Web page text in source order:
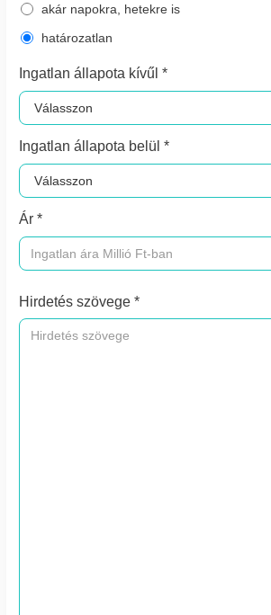
akár napokra, hetekre is
határozatlan
Ingatlan állapota kívűl *
Ingatlan állapota belül *
Ár *
Hirdetés szövege *